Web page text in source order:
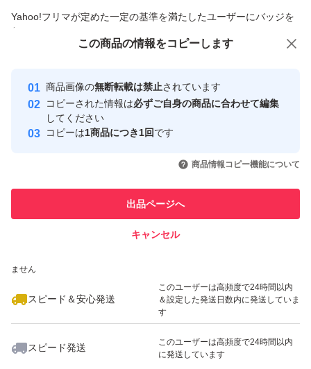
Yahoo!フリマが定めた一定の基準を満たしたユーザーにバッジを
付与しています
安心取引出品者
心・安全なユーザーです
取引実績
引を完了させた実績があります
での取引実績があります
ません
スピード＆安心発送
このユーザーは高頻度で24時間以内
＆設定した発送日数内に発送していま
す
スピード発送
このユーザーは高頻度で24時間以内
に発送しています
この商品の情報をコピーします
商品画像の無断転載は禁止されています
コピーされた情報は必ずご自身の商品に合わせて編集
してください
コピーは1商品につき1回です
商品情報コピー機能について
出品ページへ
キャンセル
この商品をみている人にオススメ
いいね！
2,800